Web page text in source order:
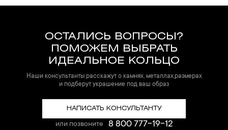
ОСТАЛИСЬ ВОПРОСЫ?
ПОМОЖЕМ ВЫБРАТЬ
ИДЕАЛЬНОЕ КОЛЬЦО
Наши консультанты расскажут о камнях, металлах,размерах
и подберут украшение под ваш образ
НАПИСАТЬ КОНСУЛЬТАНТУ
или позвоните 8 800 777-19-12